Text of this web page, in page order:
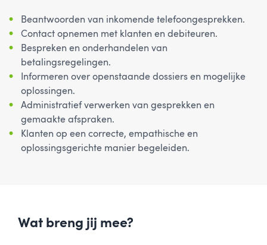
Beantwoorden van inkomende telefoongesprekken.
Contact opnemen met klanten en debiteuren.
Bespreken en onderhandelen van
betalingsregelingen.
Informeren over openstaande dossiers en mogelijke
oplossingen.
Administratief verwerken van gesprekken en
gemaakte afspraken.
Klanten op een correcte, empathische en
oplossingsgerichte manier begeleiden.
Wat breng jij mee?